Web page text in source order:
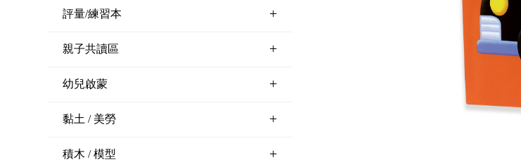
評量/練習本 +
親子共讀區 +
幼兒啟蒙 +
黏土 / 美勞 +
積木 / 模型 +